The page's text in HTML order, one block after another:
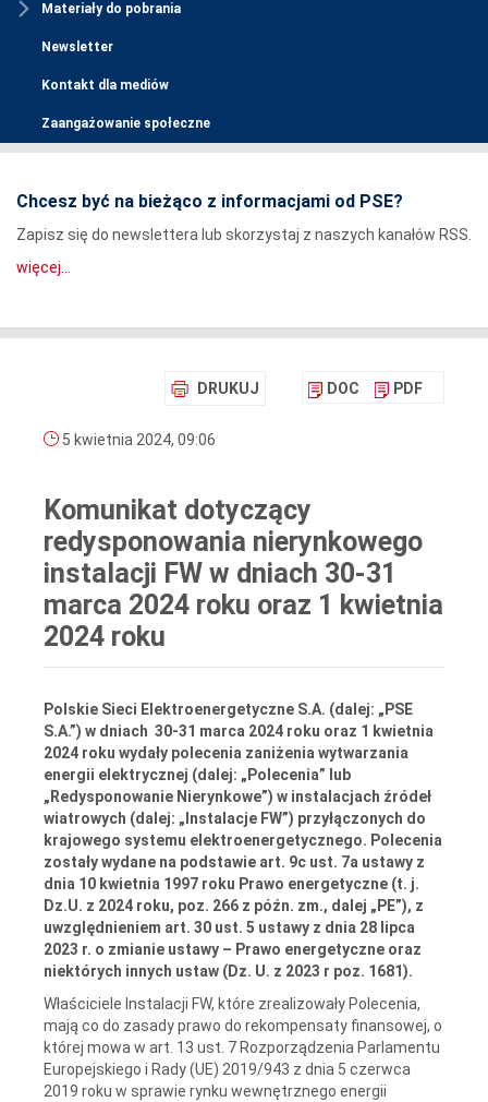
Materiały do pobrania
Newsletter
Kontakt dla mediów
Zaangażowanie społeczne
Chcesz być na bieżąco z informacjami od PSE?
Zapisz się do newslettera lub skorzystaj z naszych kanałów RSS.
więcej...
DRUKUJ DOC PDF
5 kwietnia 2024, 09:06
Komunikat dotyczący
redysponowania nierynkowego
instalacji FW w dniach 30-31
marca 2024 roku oraz 1 kwietnia
2024 roku
Polskie Sieci Elektroenergetyczne S.A. (dalej: „PSE
S.A.”) w dniach 30-31 marca 2024 roku oraz 1 kwietnia
2024 roku wydały polecenia zaniżenia wytwarzania
energii elektrycznej (dalej: „Polecenia” lub
„Redysponowanie Nierynkowe”) w instalacjach źródeł
wiatrowych (dalej: „Instalacje FW”) przyłączonych do
krajowego systemu elektroenergetycznego. Polecenia
zostały wydane na podstawie art. 9c ust. 7a ustawy z
dnia 10 kwietnia 1997 roku Prawo energetyczne (t. j.
Dz.U. z 2024 roku, poz. 266 z późn. zm., dalej „PE”), z
uwzględnieniem art. 30 ust. 5 ustawy z dnia 28 lipca
2023 r. o zmianie ustawy – Prawo energetyczne oraz
niektórych innych ustaw (Dz. U. z 2023 r poz. 1681).
Właściciele Instalacji FW, które zrealizowały Polecenia,
mają co do zasady prawo do rekompensaty finansowej, o
której mowa w art. 13 ust. 7 Rozporządzenia Parlamentu
Europejskiego i Rady (UE) 2019/943 z dnia 5 czerwca
2019 roku w sprawie rynku wewnętrznego energii